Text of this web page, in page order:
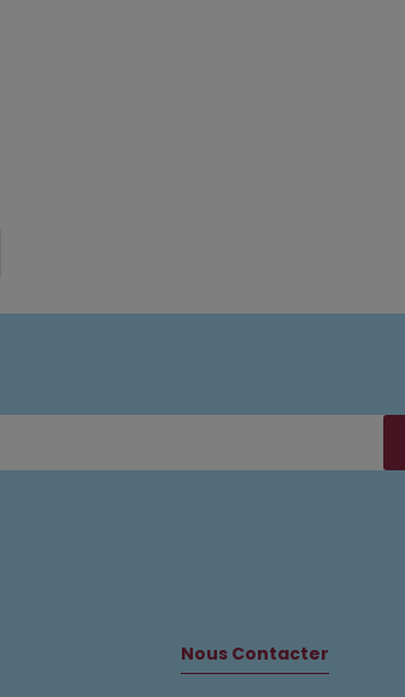
Nous Contacter